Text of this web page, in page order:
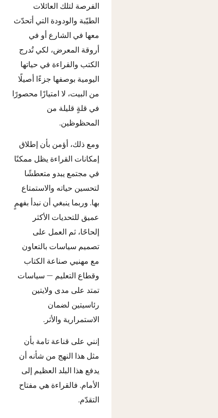
الفرصة لتلك العائلات
الطيّبة والودودة التي أتحدّث
معها في الشارع أو في
أروقة المعرض، لكي تُدرج
الكتب والقراءة في حياتها
اليومية بوصفها جزءًا أصيلًا
من البيت، لا امتيازًا محصورًا
في قلةٍ قليلة من
المحظوظين.
ومع ذلك، أؤمن بأن إطلاق
إمكانات القراءة يظل ممكنًا
في مجتمع يبدو متعطشًا
لتحسين حياته والاستمتاع
بها. وربما ينبغي أن نبدأ بفهمٍ
عميق للتحديات الأكثر
إلحاحًا، ثم العمل على
تصميم سياسات بالتعاون
مع مهنيي صناعة الكتاب
وقطاع التعليم — سياسات
تمتد على مدى ولايتين
رئاسيتين لضمان
الاستمرارية والأثر.
إنني على قناعة تامة بأن
مثل هذا النهج من شأنه أن
يدفع هذا البلد العظيم إلى
الأمام. فالقراءة هي مفتاح
التقدّم.